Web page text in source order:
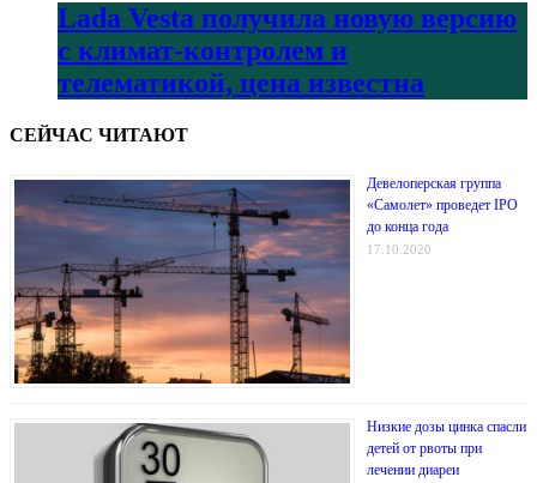
Lada Vesta получила новую версию
с климат-контролем и
телематикой, цена известна
СЕЙЧАС ЧИТАЮТ
Девелоперская группа
«Самолет» проведет IPO
до конца года
17.10.2020
Низкие дозы цинка спасли
детей от рвоты при
лечении диареи